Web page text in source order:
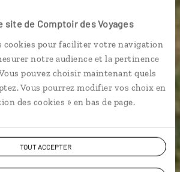
site de Comptoir des Voyages
cookies pour faciliter votre navigation
notre audience et la pertinence
pouvez choisir maintenant quels
Vous pourrez modifier vos choix en
des cookies » en bas de page.
TOUT ACCEPTER
de voyage